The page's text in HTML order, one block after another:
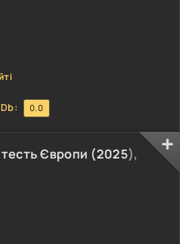
— як символ впертості,
боротися до кінця.
він залишався відданим справі,
землі. Його пам’ятають як
0.0
Європи (2025),